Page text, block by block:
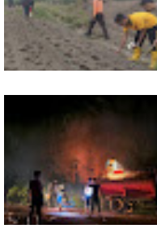
Dukung Swasembada
Pangan, Polsek Entikong
Tanam dan Rawat Jagung
Hibrida di Demplot Entikong
Tapang